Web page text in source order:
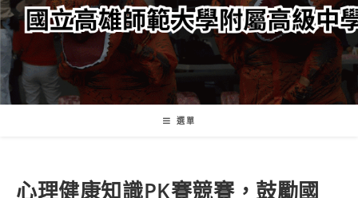
內
容
選單
心理健康知識PK賽競賽，鼓勵國